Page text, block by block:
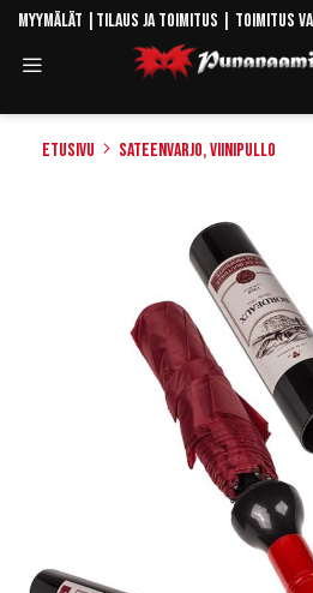
Skip
Myymälät Tilaus ja toimitus | Toimitus
Etusivu Sateenvarjo, Viinipullo